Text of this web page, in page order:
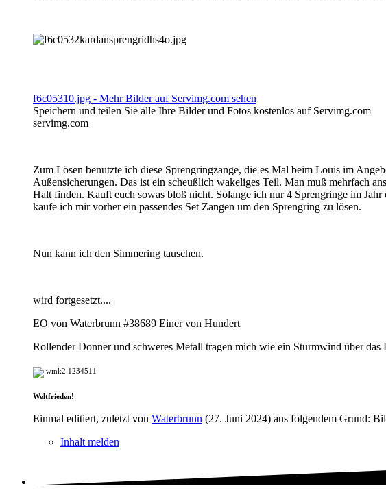
f6c05310.jpg - Mehr Bilder auf Servimg.com sehen
Speichern und teilen Sie alle Ihre Bilder und Fotos kostenlos auf Servimg.com
servimg.com
Zum Lösen benutzte ich diese Sprengringzange, die es Mal beim Louis im
Außensicherungen. Das ist ein scheußlich wakeliges Teil. Man muß mehrfach
Halt finden. Kauft euch sowas bloß nicht. Solange ich nur 4 Sprengringe im
kaufe ich mir vorher ein passendes Set Zangen um den Sprengring zu lösen.
Nun kann ich den Simmering tauschen.
wird fortgesetzt....
EO von Waterbrunn #38689 Einer von Hundert
Rollender Donner und schweres Metall tragen mich wie ein Sturmwind über das
1234511
Weltfrieden!
Einmal editiert, zuletzt von Waterbrunn (27. Juni 2024) aus folgendem Grund:
Inhalt melden